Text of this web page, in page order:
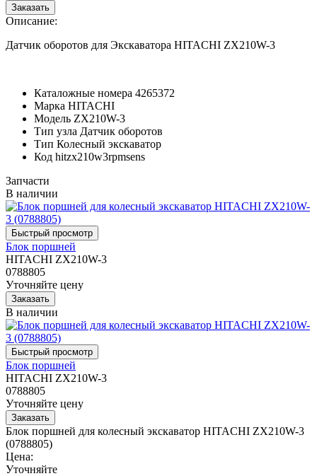
Описание:
Датчик оборотов для Экскаватора HITACHI ZX210W-3
Каталожные номера 4265372
Марка HITACHI
Модель ZX210W-3
Тип узла Датчик оборотов
Тип Колесный экскаватор
Код hitzx210w3rpmsens
Запчасти
В наличии
Блок поршней
HITACHI ZX210W-3
0788805
Уточняйте цену
В наличии
Блок поршней
HITACHI ZX210W-3
0788805
Уточняйте цену
Блок поршней для колесный экскаватор HITACHI ZX210W-3
(0788805)
Цена:
Уточняйте